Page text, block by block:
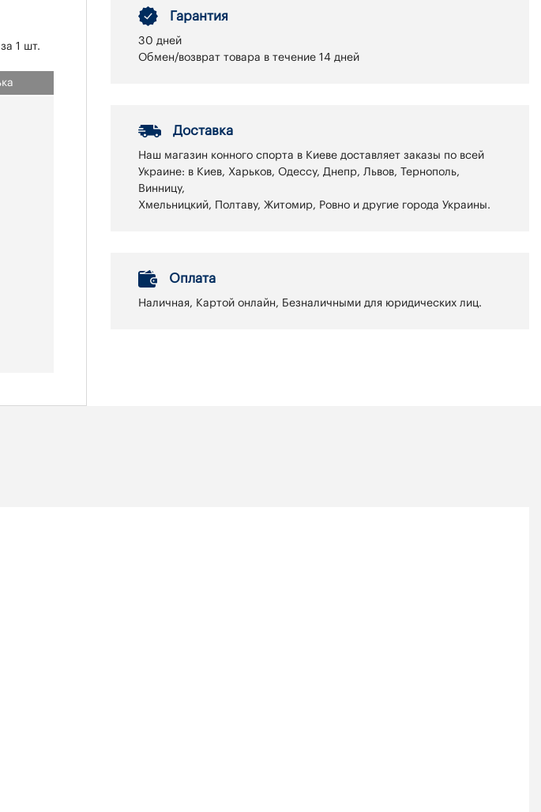
1 шт.
Гарантия
30 дней
Обмен/возврат товара в течение 14 дней
Доставка
Наш магазин конного спорта в Киеве доставляет заказы по всей
Украине: в Киев, Харьков, Одессу, Днепр, Львов, Тернополь,
Винницу,
Хмельницкий, Полтаву, Житомир, Ровно и другие города Украины.
Оплата
Наличная, Картой онлайн, Безналичными для юридических лиц.